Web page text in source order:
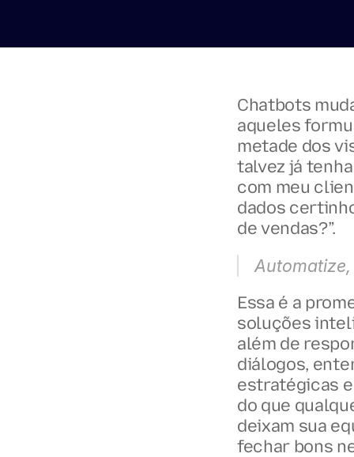
Chatbots
aqueles
metade dos
talvez já
com meu
dados
de vendas?”.
Essa é a
soluções
além de
diálogos,
estratégicas
do que
deixam sua
fechar bons